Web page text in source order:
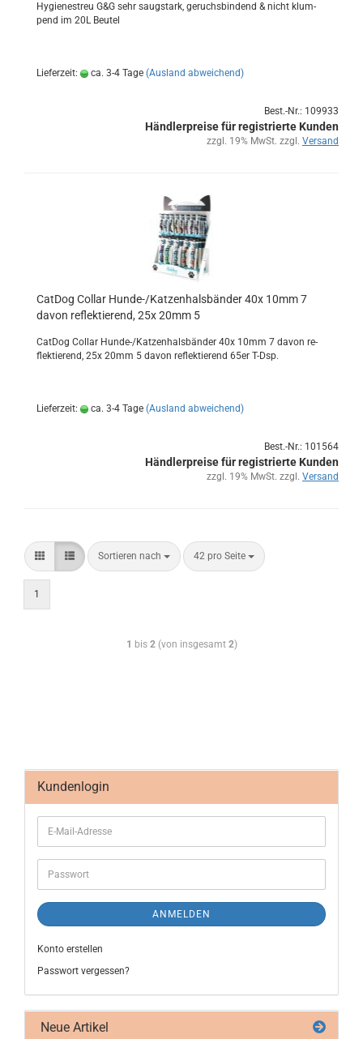
Hy­gie­nestreu G&G sehr saug­stark, ge­ruchs­bin­dend & nicht klum­
pend im 20L Beu­tel
Lieferzeit: ca. 3-4 Tage (Ausland abweichend)
Best.-Nr.: 109933
Händlerpreise für registrierte Kunden
zzgl. 19% MwSt. zzgl. Versand
Cat­Dog Col­lar Hunde-​​/Kat­zen­hals­bän­der 40x 10mm 7
davon re­flek­tie­rend, 25x 20mm 5
Cat­Dog Col­lar Hunde-​/Kat­zen­hals­bän­der 40x 10mm 7 davon re­
flek­tie­rend, 25x 20mm 5 davon re­flek­tie­rend 65er T-Dsp.
Lieferzeit: ca. 3-4 Tage (Ausland abweichend)
Best.-Nr.: 101564
Händlerpreise für registrierte Kunden
zzgl. 19% MwSt. zzgl. Versand
Sortieren nach 42 pro Seite
1
1 bis 2(von insgesamt 2)
Kundenlogin
ANMELDEN
Konto erstellen
Passwort vergessen?
Neue Artikel